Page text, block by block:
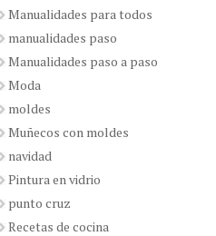
Manualidades para todos
manualidades paso
Manualidades paso a paso
Moda
moldes
Muñecos con moldes
navidad
Pintura en vidrio
punto cruz
Recetas de cocina